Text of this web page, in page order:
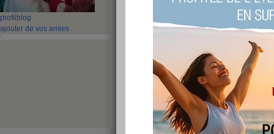
profil blog
ajouter de vos amies
Je m’appelle Rose
Je m’appelle...